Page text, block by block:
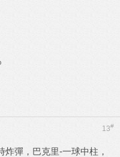
13#
彈，巴克里-一球中柱，